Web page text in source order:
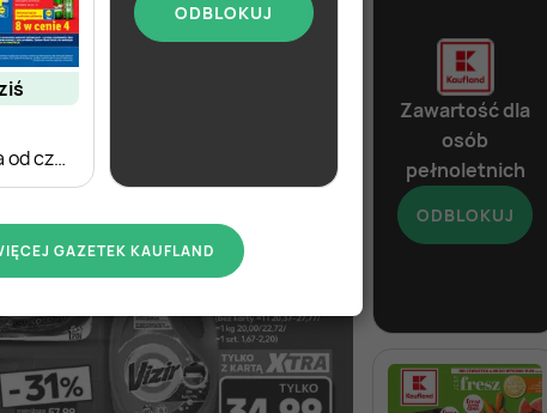
Oferta od czwartku
ODBLOKUJ
GAZETEK KAUFLAND
Zawartość dla
osób
pełnoletnich
ODBLOKUJ
od dziś